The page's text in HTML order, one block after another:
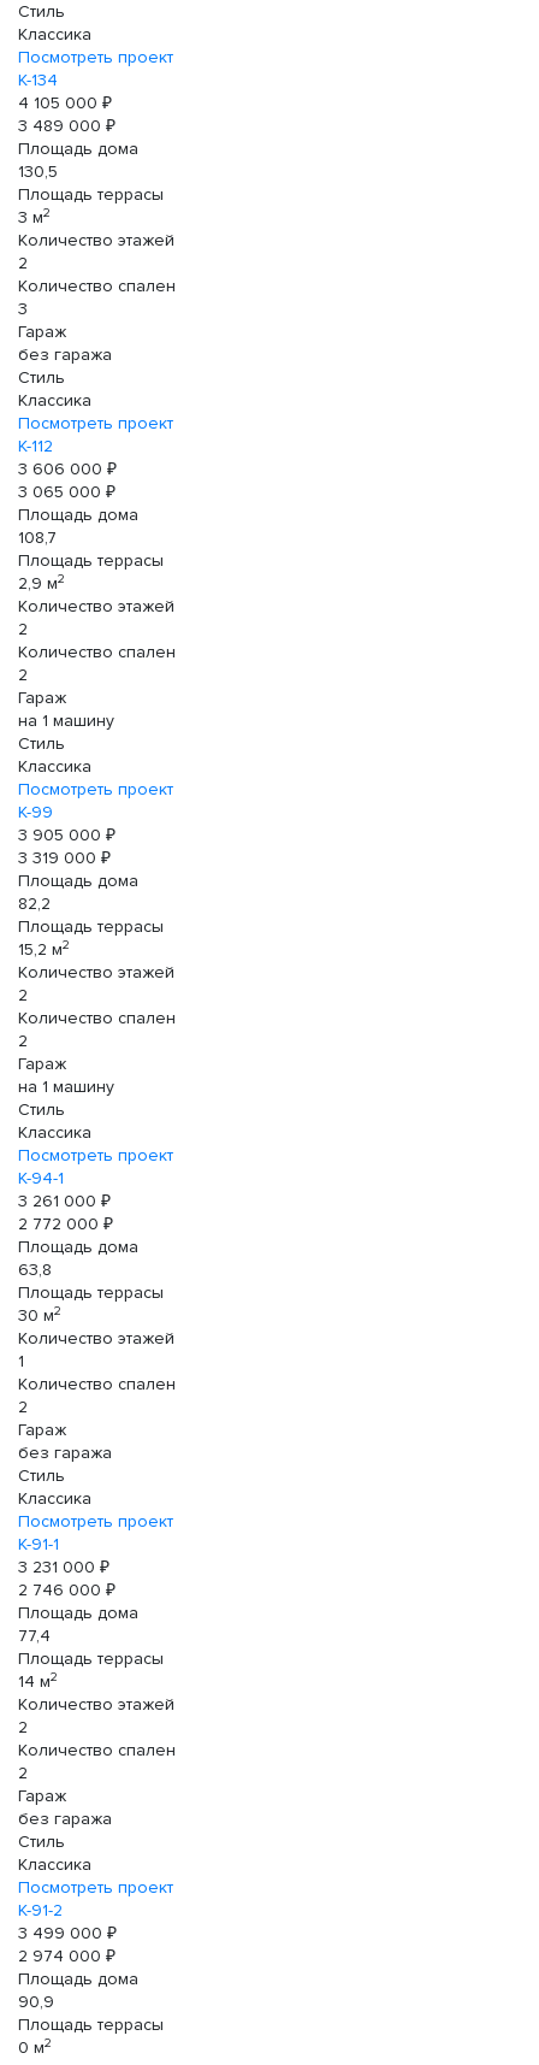
Стиль
Классика
Посмотреть проект
К-134
4 105 000 ₽
3 489 000 ₽
Площадь дома
130,5
Площадь террасы
3 м2
Количество этажей
2
Количество спален
3
Гараж
без гаража
Стиль
Классика
Посмотреть проект
К-112
3 606 000 ₽
3 065 000 ₽
Площадь дома
108,7
Площадь террасы
2,9 м2
Количество этажей
2
Количество спален
2
Гараж
на 1 машину
Стиль
Классика
Посмотреть проект
К-99
3 905 000 ₽
3 319 000 ₽
Площадь дома
82,2
Площадь террасы
15,2 м2
Количество этажей
2
Количество спален
2
Гараж
на 1 машину
Стиль
Классика
Посмотреть проект
К-94-1
3 261 000 ₽
2 772 000 ₽
Площадь дома
63,8
Площадь террасы
30 м2
Количество этажей
1
Количество спален
2
Гараж
без гаража
Стиль
Классика
Посмотреть проект
К-91-1
3 231 000 ₽
2 746 000 ₽
Площадь дома
77,4
Площадь террасы
14 м2
Количество этажей
2
Количество спален
2
Гараж
без гаража
Стиль
Классика
Посмотреть проект
К-91-2
3 499 000 ₽
2 974 000 ₽
Площадь дома
90,9
Площадь террасы
0 м2